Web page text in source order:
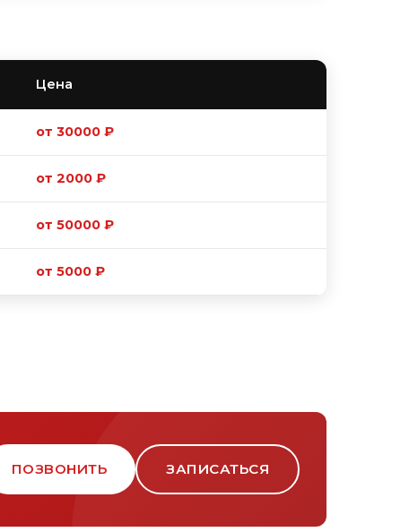
Цена
от 30000 ₽
от 2000 ₽
от 50000 ₽
от 5000 ₽
ПОЗВОНИТЬ ЗАПИСАТЬСЯ